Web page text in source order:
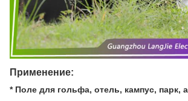
Применение:
* Поле для гольфа, отель, кампус, парк,